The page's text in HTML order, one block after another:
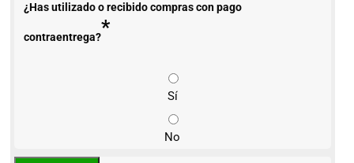
¿Has utilizado o recibido compras con pago
contraentrega?*
Sí
No